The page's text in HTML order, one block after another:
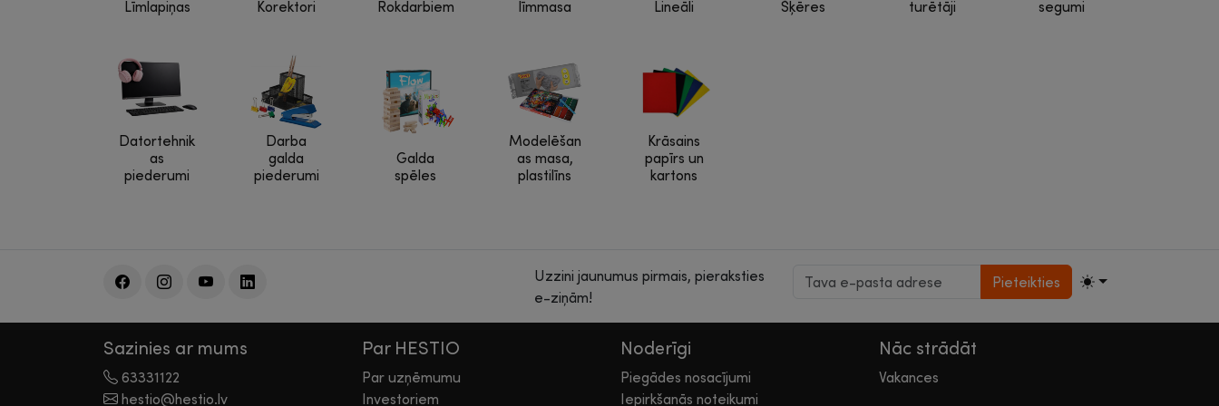
Līmlapiņas Korektori Rokdarbiem
līmmasa
Lineāli Šķēres
turētāji
segumi
Datortehnik
as
piederumi
Darba
galda
piederumi
Galda
spēles
Modelēšan
as masa,
plastilīns
Krāsains
papīrs un
kartons
Uzzini jaunumus pirmais, pieraksties
e-ziņām!
Pieteikties
Sazinies ar mums
63331122
hestio@hestio.lv
Par HESTIO
Par uzņēmumu
Investoriem
Noderīgi
Piegādes nosacījumi
Iepirkšanās noteikumi
Nāc strādāt
Vakances